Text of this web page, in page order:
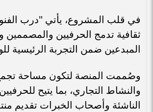
في قلب المشروع، يأتي "درب
ثقافية تدمج الحرفيين والمصممين
المبدعين ضمن التجربة الرئيسية
وصُممت المنصة لتكون مساحة تجمع
والنشاط التجاري، بما يتيح
الناشئة وأصحاب الخبرات تقديم